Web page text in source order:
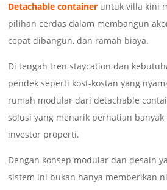
Detachable container untuk villa kini
pilihan cerdas dalam membangun
cepat dibangun, dan ramah biaya.
Di tengah tren staycation dan
pendek seperti kost-kostan yang
rumah modular dari detachable
solusi yang menarik perhatian
investor properti.
Dengan konsep modular dan desain
sistem ini bukan hanya memberikan